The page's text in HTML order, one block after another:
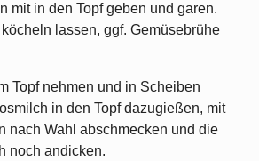
mit in den Topf geben und garen.
lassen, ggf. Gemüsebrühe
Topf nehmen und in Scheiben
in den Topf dazugießen, mit
nach Wahl abschmecken und die
noch andicken.